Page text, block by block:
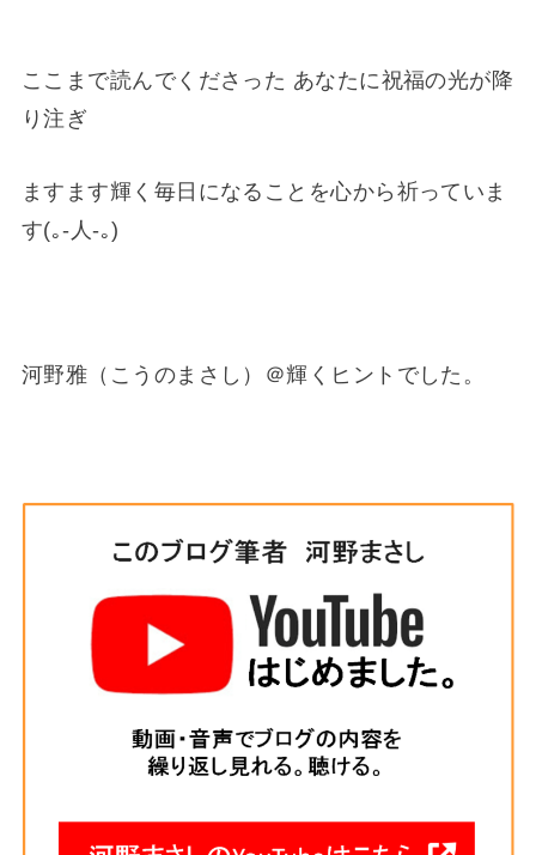
ここまで読んでくださった あなたに祝福の光が降
り注ぎ
ますます輝く毎日になることを心から祈っていま
す(｡-人-｡)
河野雅（こうのまさし）＠輝くヒントでした。